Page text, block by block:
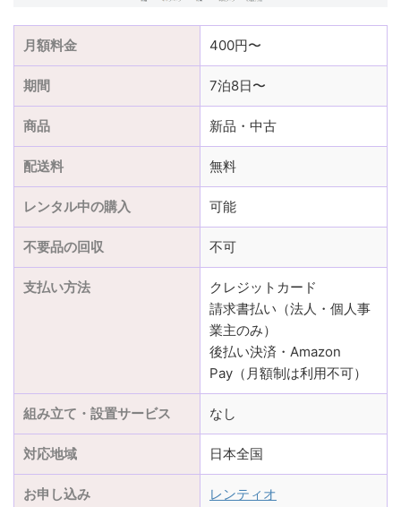
月額料金 400円〜
期間 7泊8日〜
商品 新品・中古
配送料 無料
レンタル中の購入 可能
不要品の回収 不可
支払い方法
クレジットカード
請求書払い（法人・個人事
業主のみ）
後払い決済・Amazon
Pay（月額制は利用不可）
組み立て・設置サービス なし
対応地域 日本全国
お申し込み レンティオ